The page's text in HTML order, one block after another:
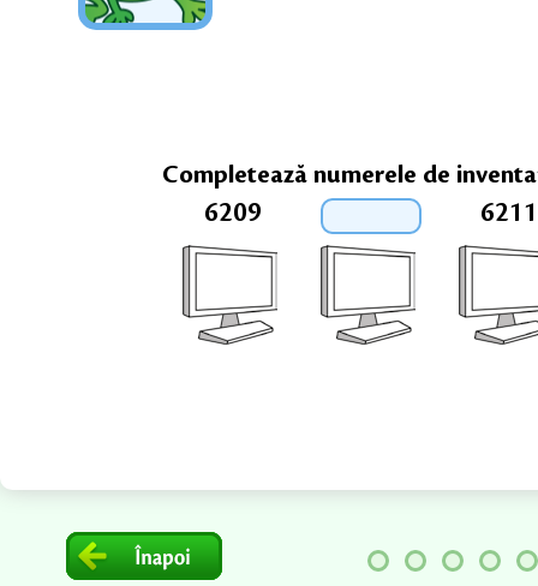
Completează numerele de
6209 6211